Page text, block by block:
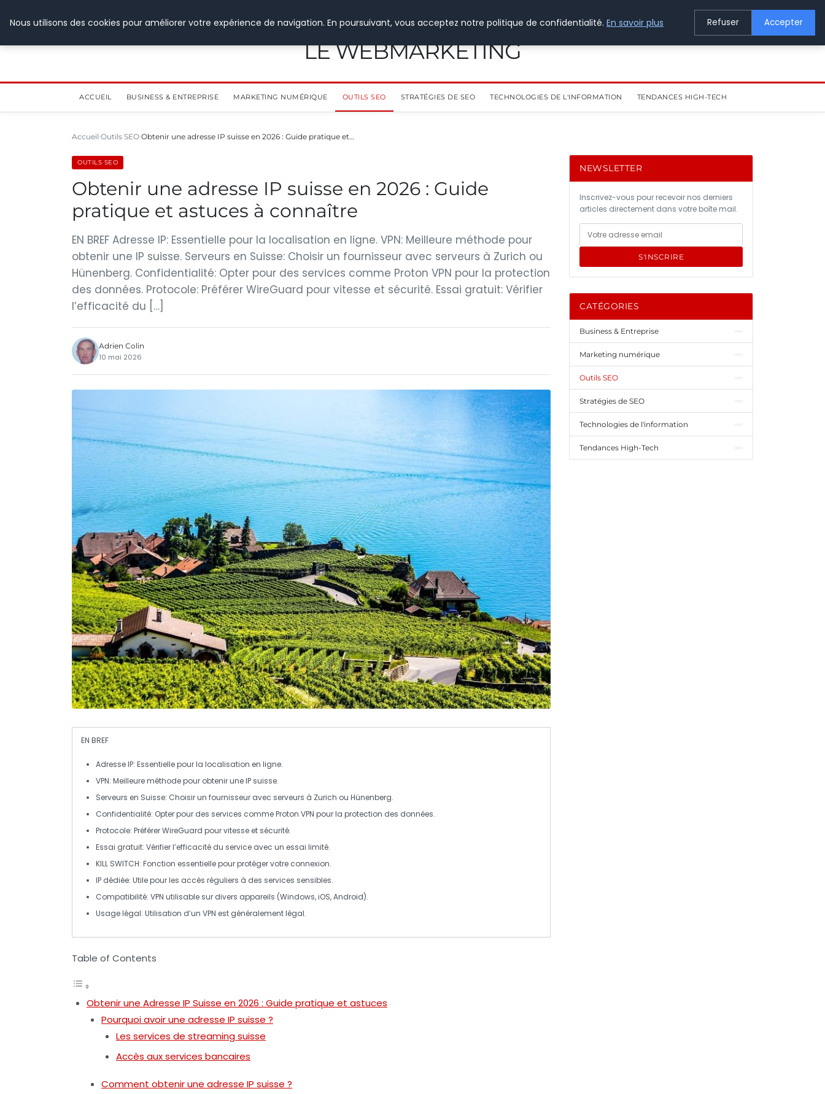
LE WEBMARKETING
ACCUEIL BUSINESS & ENTREPRISE MARKETING NUMÉRIQUE OUTILS SEO STRATÉGIES DE SEO TECHNOLOGIES DE L'INFORMATION TENDANCES HIGH-TECH
Accueil Outils SEO Obtenir une adresse IP suisse en 2026 : Guide pratique et…
OUTILS SEO
Obtenir une adresse IP suisse en 2026 : Guide
pratique et astuces à connaître
EN BREF Adresse IP: Essentielle pour la localisation en ligne. VPN: Meilleure méthode pour
obtenir une IP suisse. Serveurs en Suisse: Choisir un fournisseur avec serveurs à Zurich ou
Hünenberg. Confidentialité: Opter pour des services comme Proton VPN pour la protection
des données. Protocole: Préférer WireGuard pour vitesse et sécurité. Essai gratuit: Vérifier
l’efficacité du […]
Adrien Colin
10 mai 2026
EN BREF
Adresse IP: Essentielle pour la localisation en ligne.
VPN: Meilleure méthode pour obtenir une IP suisse.
Serveurs en Suisse: Choisir un fournisseur avec serveurs à Zurich ou Hünenberg.
Confidentialité: Opter pour des services comme Proton VPN pour la protection des données.
Protocole: PréférerWireGuard pour vitesse et sécurité.
Essai gratuit: Vérifier l’efficacité du service avec un essai limité.
KILL SWITCH: Fonction essentielle pour protéger votre connexion.
IP dédiée: Utile pour les accès réguliers à des services sensibles.
Compatibilité: VPN utilisable sur divers appareils (Windows, iOS, Android).
Usage légal: Utilisation d’un VPN est généralement légal.
Table of Contents
Obtenir une Adresse IP Suisse en 2026 : Guide pratique et astuces
Pourquoi avoir une adresse IP suisse ?
Les services de streaming suisse
Accès aux services bancaires
Comment obtenir une adresse IP suisse ?
NEWSLETTER
Inscrivez-vous pour recevoir nos derniers
articles directement dans votre boîte mail.
S'INSCRIRE
CATÉGORIES
Business & Entreprise
Marketing numérique
Outils SEO
Stratégies de SEO
Technologies de l'information
Tendances High-Tech
Nous utilisons des cookies pour améliorer votre expérience de navigation. En poursuivant, vous acceptez notre politique de confidentialité. En savoir plus Refuser Accepter